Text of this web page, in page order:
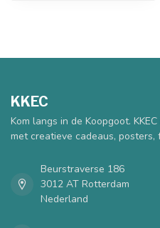
KKEC
Kom langs in de Koopgoot.
met creatieve cadeaus,
Beurstraverse 186
3012 AT Rotterdam
Nederland